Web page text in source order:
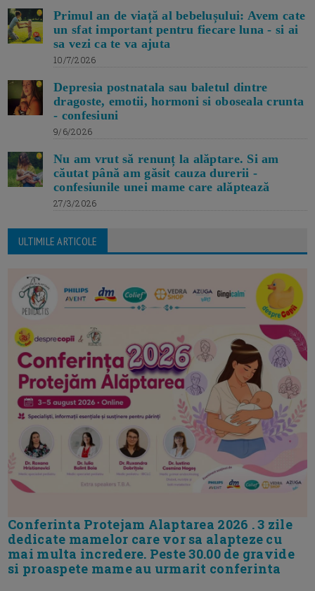
Primul an de viață al bebelușului: Avem cate
un sfat important pentru fiecare luna - si ai
sa vezi ca te va ajuta
10/7/2026
Depresia postnatala sau baletul dintre
dragoste, emotii, hormoni si oboseala crunta
- confesiuni
9/6/2026
Nu am vrut să renunț la alăptare. Si am
căutat până am găsit cauza durerii -
confesiunile unei mame care alăptează
27/3/2026
ULTIMILE ARTICOLE
Conferinta Protejam Alaptarea 2026 . 3 zile
dedicate mamelor care vor sa alapteze cu
mai multa incredere. Peste 30.00 de gravide
si proaspete mame au urmarit conferinta